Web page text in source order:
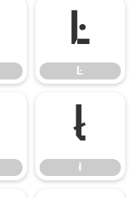
Ŀ
Ŀ
ł
ł